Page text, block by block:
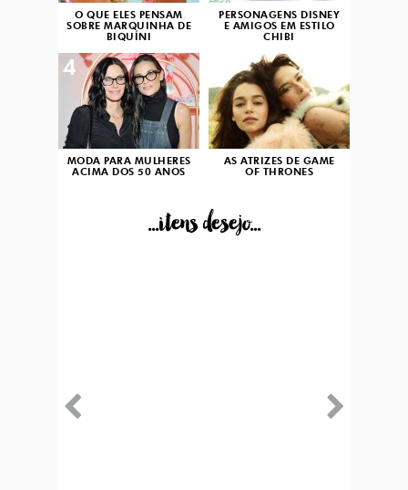
O QUE ELES PENSAM
SOBRE MARQUINHA DE
BIQUÍNI
PERSONAGENS DISNEY
E AMIGOS EM ESTILO
CHIBI
MODA PARA MULHERES
ACIMA DOS 50 ANOS
4
AS ATRIZES DE GAME
OF THRONES
...itens desejo...